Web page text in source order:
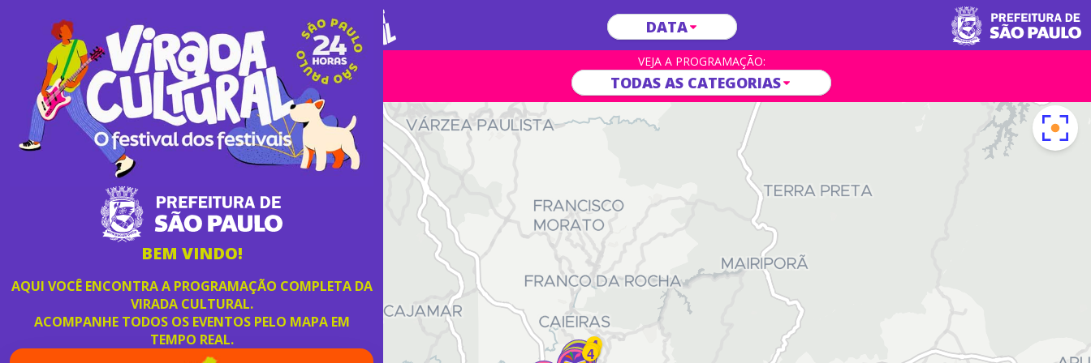
BEM VINDO!
AQUI VOCÊ ENCONTRA A PROGRAMAÇÃO COMPLETA DA
VIRADA CULTURAL.
ACOMPANHE TODOS OS EVENTOS PELO MAPA EM
TEMPO REAL.
CONFIRA A PROGRAMAÇÃO COMPLETA
DA VIRADA CULTURAL 2026!
ESCOLHA OS EVENTOS PERTO DE VOCÊ
E APROVEITE.
*PROGRAMAÇÃO SUJEITA A ALTERAÇÃO.
SITE VERSÃO LISTAGEM
Você pediu, nós criamos!
DATA
VEJA A PROGRAMAÇÃO:
TODAS AS CATEGORIAS
4
44
4